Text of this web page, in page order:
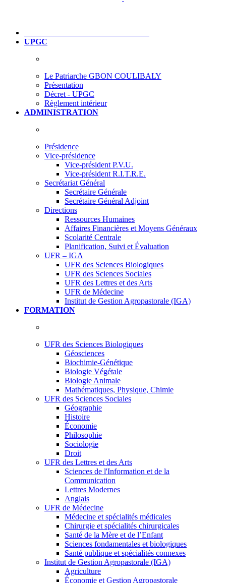
UPGC
Le Patriarche GBON COULIBALY
Présentation
Décret - UPGC
Règlement intérieur
ADMINISTRATION
Présidence
Vice-présidence
Vice-président P.V.U.
Vice-président R.I.T.R.E.
Secrétariat Général
Secrétaire Générale
Secrétaire Général Adjoint
Directions
Ressources Humaines
Affaires Financières et Moyens Généraux
Scolarité Centrale
Planification, Suivi et Évaluation
UFR – IGA
UFR des Sciences Biologiques
UFR des Sciences Sociales
UFR des Lettres et des Arts
UFR de Médecine
Institut de Gestion Agropastorale (IGA)
FORMATION
UFR des Sciences Biologiques
Géosciences
Biochimie-Génétique
Biologie Végétale
Biologie Animale
Mathématiques, Physique, Chimie
UFR des Sciences Sociales
Géographie
Histoire
Économie
Philosophie
Sociologie
Droit
UFR des Lettres et des Arts
Sciences de l'Information et de la
Communication
Lettres Modernes
Anglais
UFR de Médecine
Médecine et spécialités médicales
Chirurgie et spécialités chirurgicales
Santé de la Mère et de l’Enfant
Sciences fondamentales et biologiques
Santé publique et spécialités connexes
Institut de Gestion Agropastorale (IGA)
Agriculture
Économie et Gestion Agropastorale